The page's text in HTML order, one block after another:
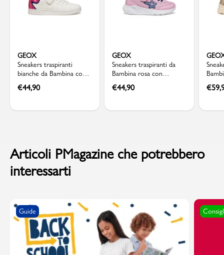
GEOX
Sneakers traspiranti
bianche da Bambina con
dettaglio glitterato Geox
€44,90
GEOX
Sneakers traspiranti da
Bambina rosa con
chiusura in velcro Geox
€44,90 €
Articoli PMagazine che potrebbero
interessarti
Guide